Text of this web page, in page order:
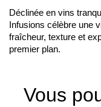
Déclinée en vins
Infusions célèbre une
fraîcheur, texture et
premier plan.
Vous